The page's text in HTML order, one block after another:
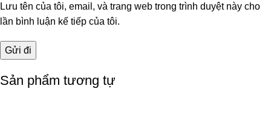
Lưu tên của tôi, email, và trang web trong trình duyệt này cho
lần bình luận kế tiếp của tôi.
Sản phẩm tương tự